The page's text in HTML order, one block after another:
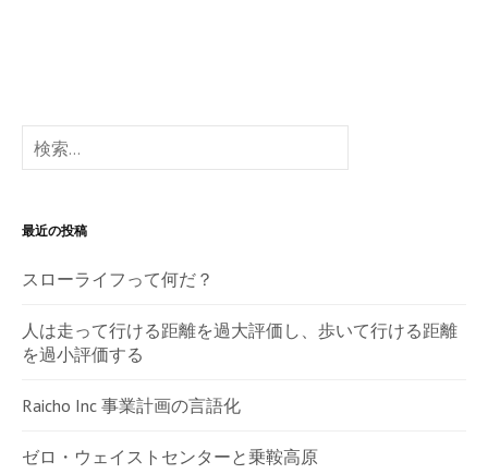
検
索:
最近の投稿
スローライフって何だ？
人は走って行ける距離を過大評価し、歩いて行ける距離
を過小評価する
Raicho Inc 事業計画の言語化
ゼロ・ウェイストセンターと乗鞍高原